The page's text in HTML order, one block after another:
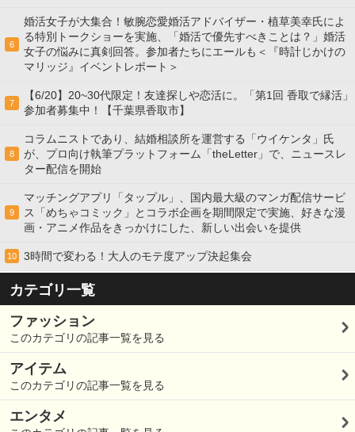
6
婚活女子が大集合！敏腕恋愛婚活アドバイザー・植草美幸氏によ
る特別トークショーを実施、「婚活で優先すべきことは？」婚活
女子の悩みに真剣回答。参加者たちにエールも＜『時計じかけの
マリッジ』イベントレポート＞
7
【6/20】20~30代限定！友達探しや恋活に。「第1回 香取で縁活」
参加者募集中！【千葉県香取市】
8
コラムニストであり、結婚相談所を運営する「ウイケンタ」氏
が、プロ向け執筆プラットフォーム「theLetter」で、ニュースレ
ター配信を開始
9
マッチングアプリ「タップル」、国内最大級のマンガ配信サービ
ス「めちゃコミック」とコラボ企画を期間限定で実施、好きな漫
画・アニメ作品をきっかけにした、新しい出会いを提供
10 3時間で変わる！大人のモテ度アップ決起集会
カテゴリ一覧
ファッション
このカテゴリの記事一覧を見る
アイテム
このカテゴリの記事一覧を見る
エンタメ